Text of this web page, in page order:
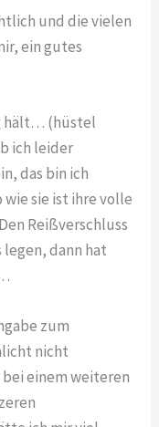
und die vielen
ein gutes
hält… (hüstel
ich leider
das bin ich
sie ist ihre volle
Reißverschluss
dann hat
zum
nicht
einem weiteren